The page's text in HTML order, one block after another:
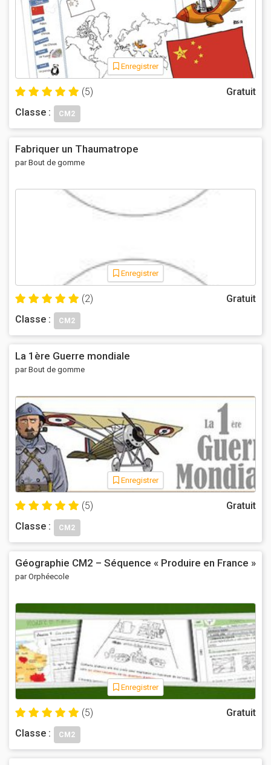
Enregistrer
(5)
Gratuit
Classe :
CM2
Fabriquer un Thaumatrope
par Bout de gomme
Enregistrer
(2)
Gratuit
Classe :
CM2
La 1ère Guerre mondiale
par Bout de gomme
Enregistrer
(5)
Gratuit
Classe :
CM2
Géographie CM2 – Séquence « Produire en France »
par Orphéecole
Enregistrer
(5)
Gratuit
Classe :
CM2